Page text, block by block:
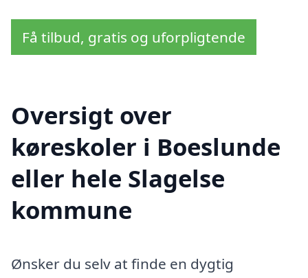
Få tilbud, gratis og uforpligtende
Oversigt over
køreskoler i Boeslunde
eller hele Slagelse
kommune
Ønsker du selv at finde en dygtig